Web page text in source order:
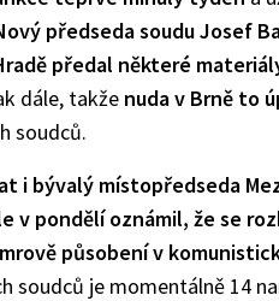
předseda soudu Josef
předal některé
dále, takže nuda v Brně to
soudců.
i bývalý místopředseda
v pondělí oznámil, že se
působení v
soudců je momentálně 14